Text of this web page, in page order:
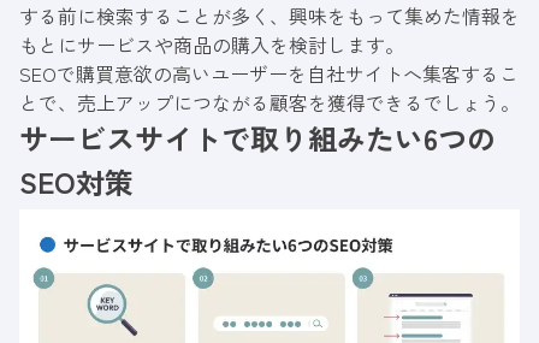
する前に検索することが多く、興味をもって集めた情報を
もとにサービスや商品の購入を検討します。
SEOで購買意欲の高いユーザーを自社サイトへ集客するこ
とで、売上アップにつながる顧客を獲得できるでしょう。
サービスサイトで取り組みたい6つの
SEO対策